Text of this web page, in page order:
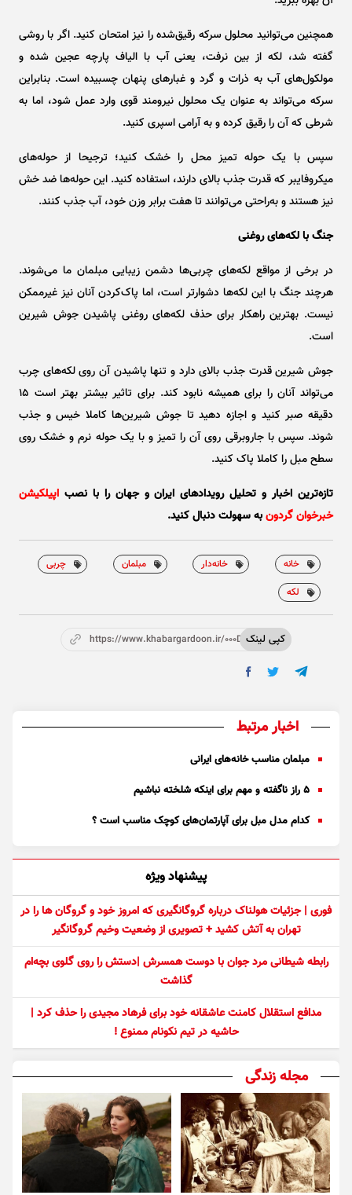
همچنین می‌توانید محلول سرکه رقیق‌شده را نیز امتحان کنید. اگر با روشی
گفته شد، لکه از بین نرفت، یعنی آب با الیاف پارچه عجین شده و
مولکول‌های آب به ذرات و گرد و غبار‌های پنهان چسبیده است. بنابراین
سرکه می‌تواند به عنوان یک محلول نیرومند قوی وارد عمل شود، اما به
شرطی که آن را رقیق کرده و به آرامی اسپری کنید.
سپس با یک حوله تمیز محل را خشک کنید؛ ترجیحا از حوله‌های
میکروفایبر که قدرت جذب بالای دارند، استفاده کنید. این حوله‌ها ضد خش
نیز هستند و به‌راحتی می‌توانند تا هفت برابر وزن خود، آب جذب کنند.
جنگ با لکه‌های روغنی
در برخی از مواقع لکه‌های چربی‌ها دشمن زیبایی مبلمان ما می‌شوند.
هرچند جنگ با این لکه‌ها دشوارتر است، اما پاک‌کردن آنان نیز غیرممکن
نیست. بهترین راهکار برای حذف لکه‌های روغنی پاشیدن جوش شیرین
است.
جوش شیرین قدرت جذب بالای دارد و تنها پاشیدن آن روی لکه‌های چرب
می‌تواند آنان را برای همیشه نابود کند. برای تاثیر بیشتر بهتر است ۱۵
دقیقه صبر کنید و اجازه دهید تا جوش شیرین‌ها کاملا خیس و جذب
شوند. سپس با جاروبرقی روی آن را تمیز و با یک حوله نرم و خشک روی
سطح مبل را کاملا پاک کنید.
تازه‌ترین اخبار و تحلیل‌ رویدادهای ایران و جهان را با نصب اپیلکیشن
خبرخوان گردونبه سهولت دنبال کنید.
خانه خانه‌دار مبلمان
چربی
لکه
کپی لینکhttps://www.khabargardoon.ir/000Dm9
اخبار مرتبط
مبلمان مناسب خانه‌های ایرانی
۵ راز ناگفته و مهم برای اینکه شلخته نباشیم
کدام مدل مبل برای آپارتمان‌های کوچک مناسب است ؟
پیشنهاد ویژه
فوری | جزئیات هولناک درباره گروگانگیری که امروز خود و گروگان ها را در
تهران به آتش کشید + تصویری از وضعیت وخیم گروگانگیر
رابطه شیطانی مرد جوان با دوست همسرش |دستش را روی گلوی بچه‌ام
گذاشت
مدافع استقلال کامنت عاشقانه خود برای فرهاد مجیدی را حذف کرد |
حاشیه در تیم نکونام ممنوع !
مجله زندگی